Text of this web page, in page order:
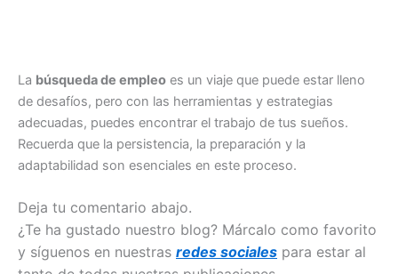
La búsqueda de empleo es un viaje que puede estar lleno
de desafíos, pero con las herramientas y estrategias
adecuadas, puedes encontrar el trabajo de tus sueños.
Recuerda que la persistencia, la preparación y la
adaptabilidad son esenciales en este proceso.
Deja tu comentario abajo.
¿Te ha gustado nuestro blog? Márcalo como favorito
y síguenos en nuestras redes sociales para estar al